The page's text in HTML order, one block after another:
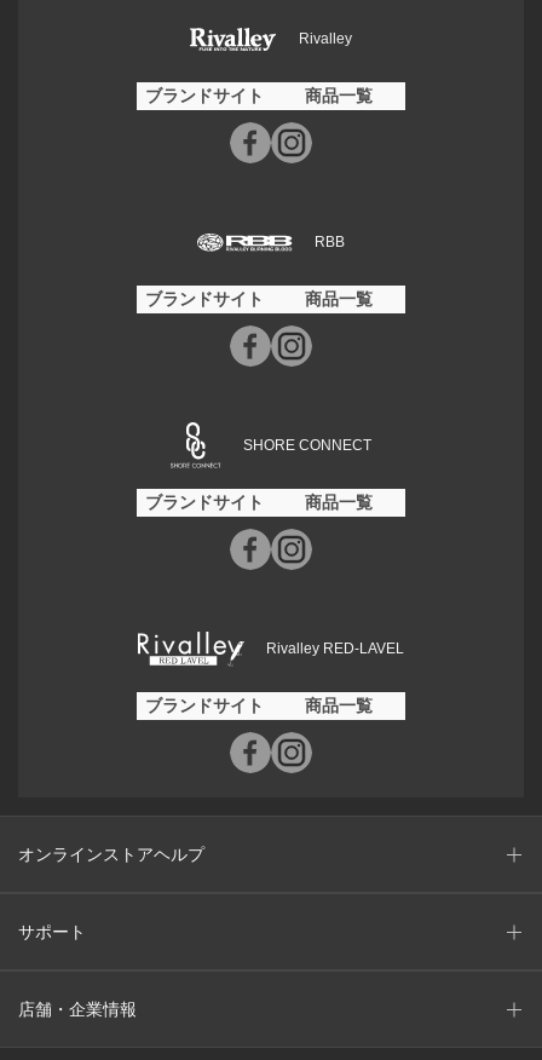
Rivalley
ブランドサイト 商品一覧
RBB
ブランドサイト 商品一覧
SHORE CONNECT
ブランドサイト 商品一覧
Rivalley RED-LAVEL
ブランドサイト 商品一覧
オンラインストアヘルプ
サポート
店舗・企業情報